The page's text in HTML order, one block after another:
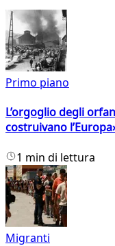
Primo piano
L’orgoglio degli
costruivano
1 min di lettura
Migranti